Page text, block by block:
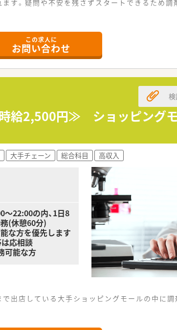
す。疑問や不安を残さずスタートできるため調
けております。
行えます。
勤務できます。
る方を求めています。
っております。
な方を歓迎します。
適な職場です。
る方にぴったりです。
いる企業です。
いでおります。
この求人に
お問い合わせ
給2,500円≫ ショッピング
大手チェーン 総合科目 高収入
22:00の内、1日8
(休憩60分)
な方を優先します
は応相談
可能な方
出店している大手ショッピングモールの中に調